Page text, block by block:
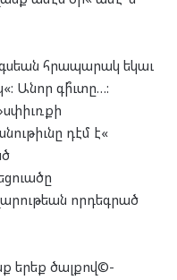
հրապարակ եկաւ
Անոր գի՞ւտը…:
դէմ է«
որդեգրած
ծալքով©-